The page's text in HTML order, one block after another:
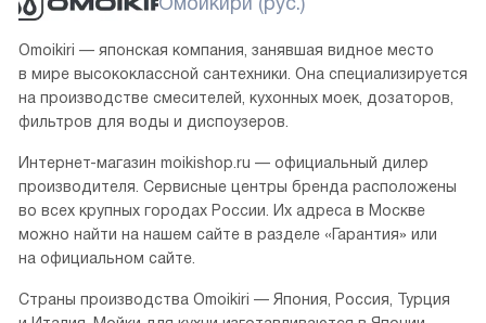
Omoikiri — японская компания, занявшая видное место
в мире высококлассной сантехники. Она специализируется
на производстве смесителей, кухонных моек, дозаторов,
фильтров для воды и диспоузеров.
Интернет-магазин moikishop.ru — официальный дилер
производителя. Сервисные центры бренда расположены
во всех крупных городах России. Их адреса в Москве
можно найти на нашем сайте в разделе «Гарантия» или
на официальном сайте.
Страны производства Omoikiri — Япония, Россия, Турция